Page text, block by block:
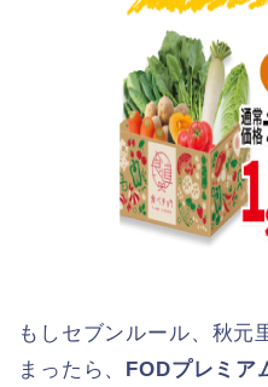
もしセブンルール、秋元
まったら、 FODプレミア